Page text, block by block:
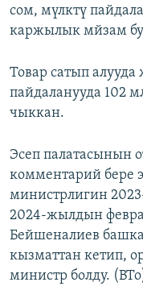
сом, мүлктү
каржылык мйзам
Товар сатып
пайдаланууда 102
чыккан.
Эсеп палатасынын
комментарий бере
министрлигин
2024-жылдын
Бейшеналиев
кызматтан кетип,
министр болду.